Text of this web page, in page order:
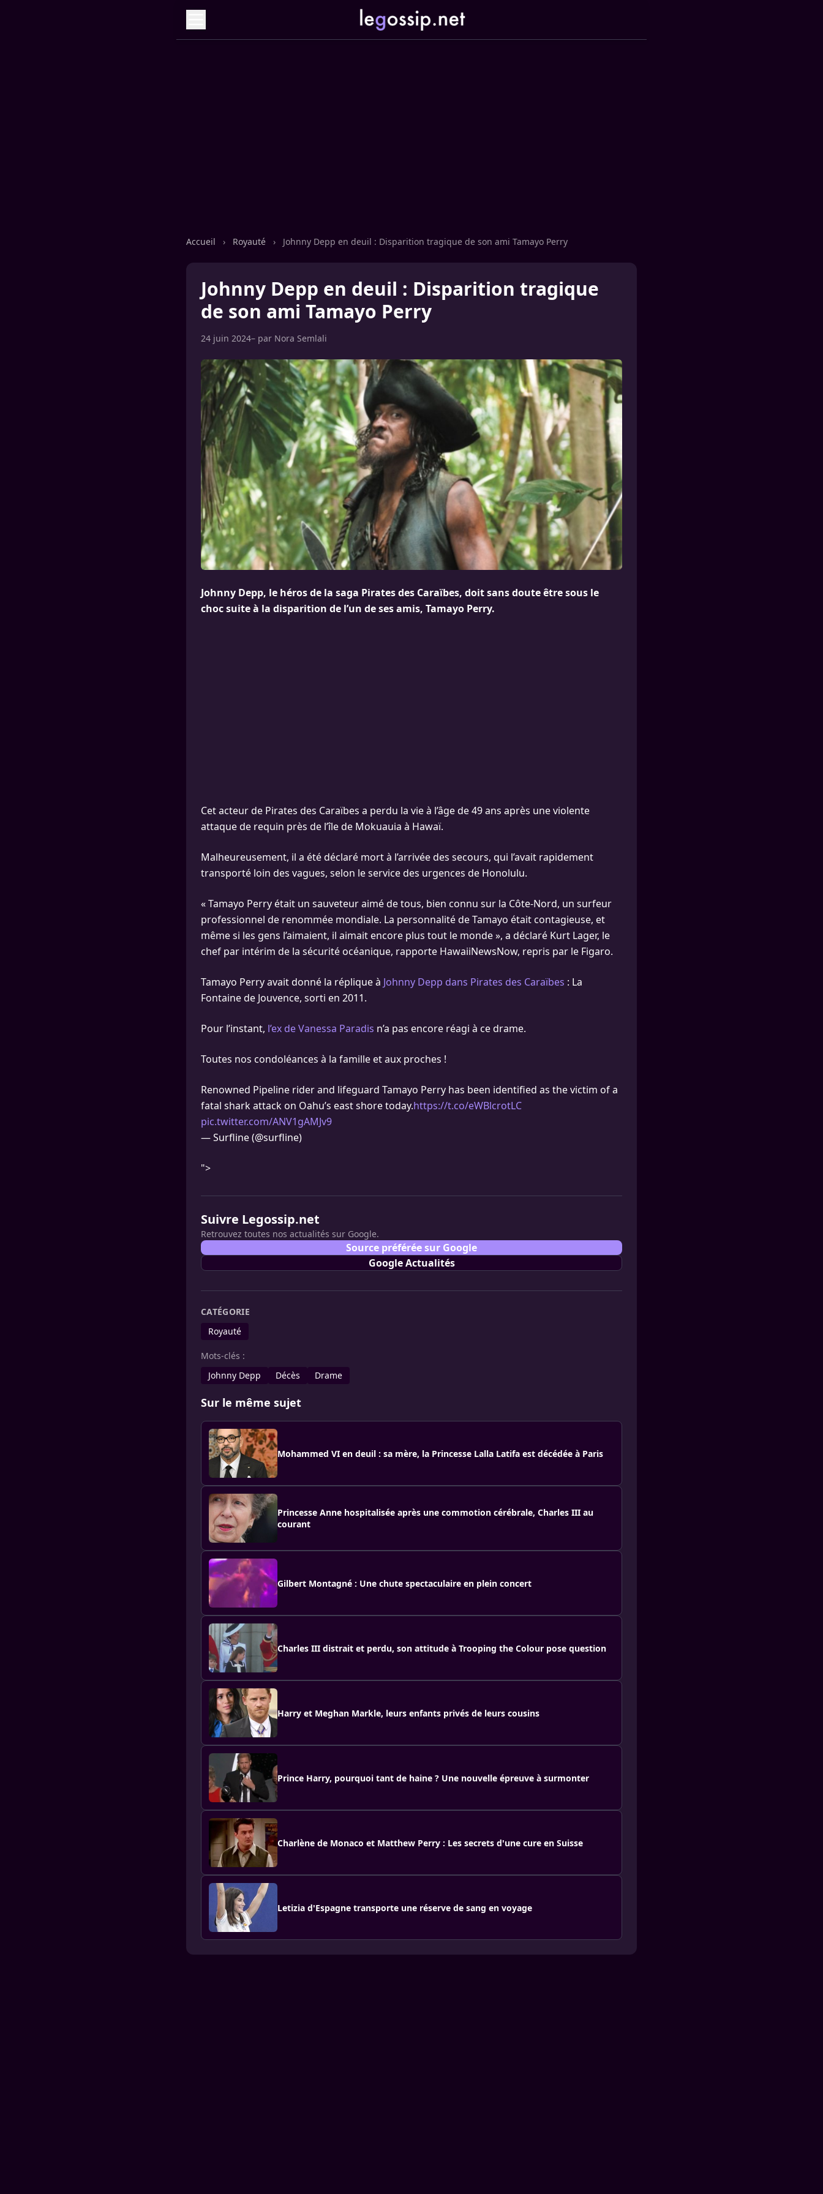
Accueil › Royauté › Johnny Depp en deuil : Disparition tragique de son ami Tamayo Perry
Johnny Depp en deuil : Disparition tragique
de son ami Tamayo Perry
24 juin 2024– par Nora Semlali
Johnny Depp, le héros de la saga Pirates des Caraïbes, doit sans doute être sous le
choc suite à la disparition de l’un de ses amis, Tamayo Perry.
Cet acteur de Pirates des Caraïbes a perdu la vie à l’âge de 49 ans après une violente
attaque de requin près de l’île de Mokuauia à Hawaï.
Malheureusement, il a été déclaré mort à l’arrivée des secours, qui l’avait rapidement
transporté loin des vagues, selon le service des urgences de Honolulu.
« Tamayo Perry était un sauveteur aimé de tous, bien connu sur la Côte-Nord, un surfeur
professionnel de renommée mondiale. La personnalité de Tamayo était contagieuse, et
même si les gens l’aimaient, il aimait encore plus tout le monde », a déclaré Kurt Lager, le
chef par intérim de la sécurité océanique, rapporte HawaiiNewsNow, repris par le Figaro.
Tamayo Perry avait donné la réplique à Johnny Depp dans Pirates des Caraïbes : La
Fontaine de Jouvence, sorti en 2011.
Pour l’instant, l’ex de Vanessa Paradis n’a pas encore réagi à ce drame.
Toutes nos condoléances à la famille et aux proches !
Renowned Pipeline rider and lifeguard Tamayo Perry has been identified as the victim of a
fatal shark attack on Oahu’s east shore today.https://t.co/eWBlcrotLC
pic.twitter.com/ANV1gAMJv9
— Surfline (@surfline)
">
Suivre Legossip.net
Retrouvez toutes nos actualités sur Google.
Source préférée sur Google
Google Actualités
CATÉGORIE
Royauté
Mots-clés :
Johnny Depp
Décès Drame
Sur le même sujet
Mohammed VI en deuil : sa mère, la Princesse Lalla Latifa est décédée à Paris
Princesse Anne hospitalisée après une commotion cérébrale, Charles III au
courant
Gilbert Montagné : Une chute spectaculaire en plein concert
Charles III distrait et perdu, son attitude à Trooping the Colour pose question
Harry et Meghan Markle, leurs enfants privés de leurs cousins
Prince Harry, pourquoi tant de haine ? Une nouvelle épreuve à surmonter
Charlène de Monaco et Matthew Perry : Les secrets d'une cure en Suisse
Letizia d'Espagne transporte une réserve de sang en voyage